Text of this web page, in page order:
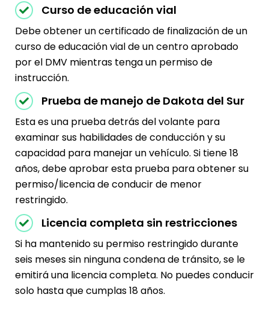
Curso de educación vial
Debe obtener un certificado de finalización de un
curso de educación vial de un centro aprobado
por el DMV mientras tenga un permiso de
instrucción.
Prueba de manejo de Dakota del Sur
Esta es una prueba detrás del volante para
examinar sus habilidades de conducción y su
capacidad para manejar un vehículo. Si tiene 18
años, debe aprobar esta prueba para obtener su
permiso/licencia de conducir de menor
restringido.
Licencia completa sin restricciones
Si ha mantenido su permiso restringido durante
seis meses sin ninguna condena de tránsito, se le
emitirá una licencia completa. No puedes conducir
solo hasta que cumplas 18 años.